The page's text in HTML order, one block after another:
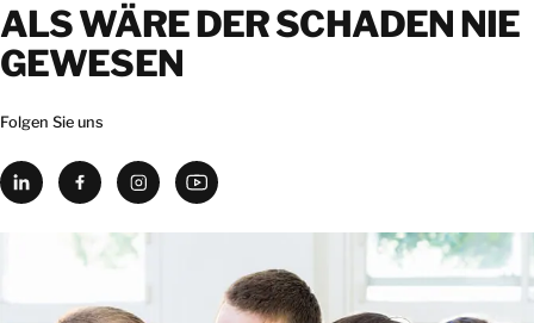
ALS WÄRE DER SCHADEN NIE
GEWESEN
Folgen Sie uns